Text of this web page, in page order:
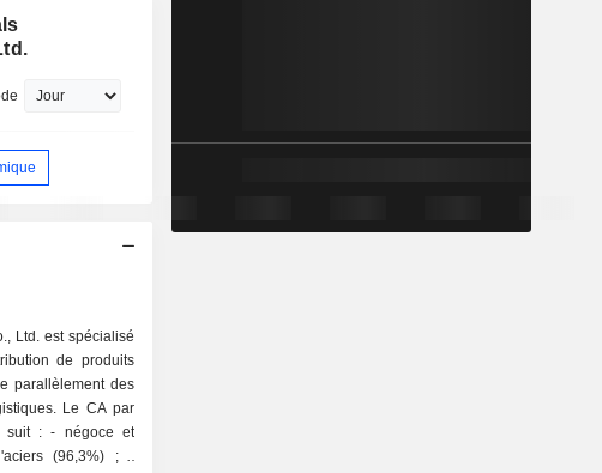
Ltd. est spécialisé
de produits
parallèlement des
Le CA par
et
(96,3%) ; -